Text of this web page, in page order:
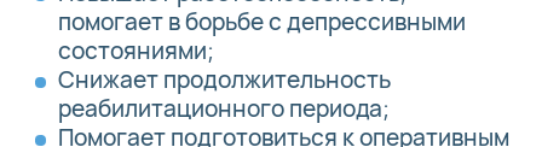
помогает в борьбе с депрессивными
состояниями;
Снижает продолжительность
реабилитационного периода;
Помогает подготовиться к оперативным